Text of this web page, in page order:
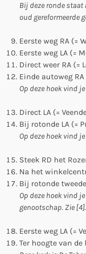
Bij deze ronde staat
oud gereformeerde
Eerste weg RA (=
Eerste weg LA (=
Direct weer RA (=
Einde autoweg
Op deze hoek vind
Direct LA (=
Bij rotonde LA (=
Op deze hoek vind
Steek RD het
Na het
Bij rotonde
Op deze hoek vind
genootschap. Zie [4].
Eerste weg LA (=
Ter hoogte van de